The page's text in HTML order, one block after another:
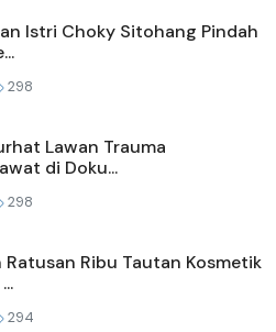
Istri Choky Sitohang Pindah
298
Lawan Trauma
di Doku...
298
Ratusan Ribu Tautan Kosmetik
294